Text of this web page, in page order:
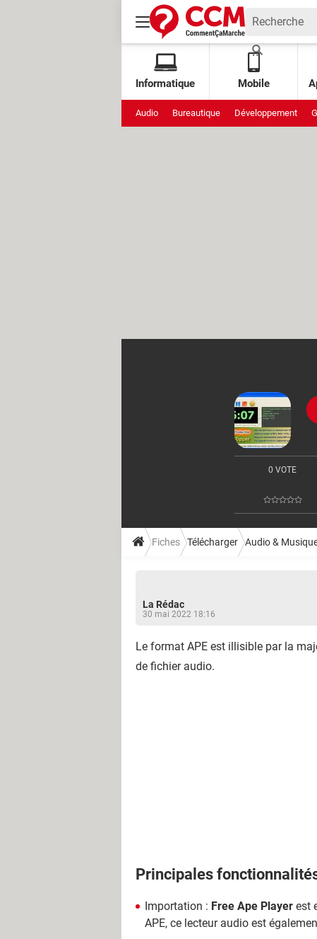
Informatique Mobile
Audio Bureautique Développement
0 VOTE
Fiches Télécharger Audio &
La Rédac
30 mai 2022 18:16
Le format APE est illisible par la
de fichier audio.
Principales
Importation : Free Ape Player est
APE, ce lecteur audio est